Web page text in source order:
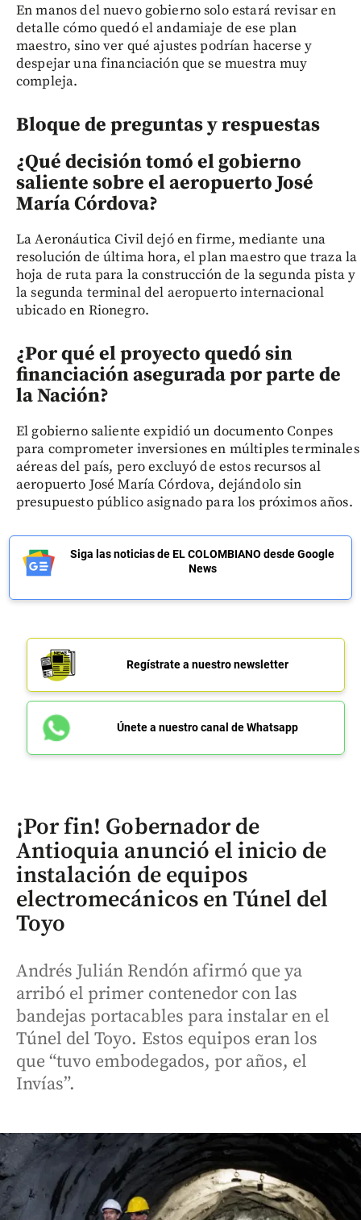
En manos del nuevo gobierno solo estará revisar en
detalle cómo quedó el andamiaje de ese plan
maestro, sino ver qué ajustes podrían hacerse y
despejar una financiación que se muestra muy
compleja.
Bloque de preguntas y respuestas
¿Qué decisión tomó el gobierno
saliente sobre el aeropuerto José
María Córdova?
La Aeronáutica Civil dejó en firme, mediante una
resolución de última hora, el plan maestro que traza la
hoja de ruta para la construcción de la segunda pista y
la segunda terminal del aeropuerto internacional
ubicado en Rionegro.
¿Por qué el proyecto quedó sin
financiación asegurada por parte de
la Nación?
El gobierno saliente expidió un documento Conpes
para comprometer inversiones en múltiples terminales
aéreas del país, pero excluyó de estos recursos al
aeropuerto José María Córdova, dejándolo sin
presupuesto público asignado para los próximos años.
Siga las noticias de EL COLOMBIANO desde Google
News
Regístrate a nuestro newsletter
Únete a nuestro canal de Whatsapp
¡Por fin! Gobernador de
Antioquia anunció el inicio de
instalación de equipos
electromecánicos en Túnel del
Toyo
Andrés Julián Rendón afirmó que ya
arribó el primer contenedor con las
bandejas portacables para instalar en el
Túnel del Toyo. Estos equipos eran los
que “tuvo embodegados, por años, el
Invías”.